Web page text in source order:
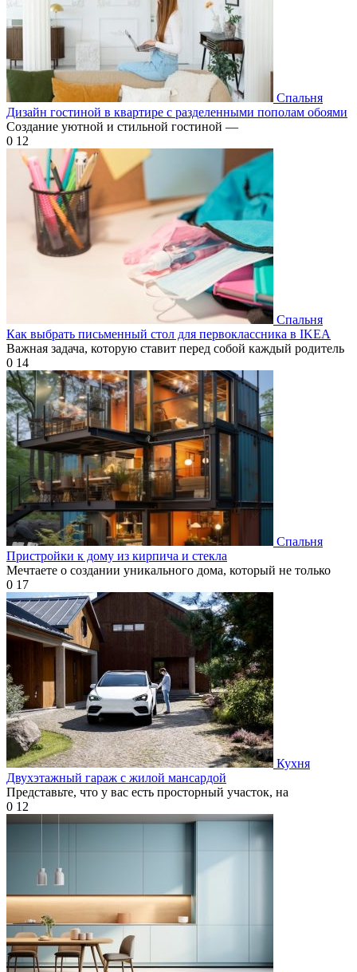
Спальня
Дизайн гостиной в квартире с разделенными пополам обоями
Создание уютной и стильной гостиной —
0 12
Спальня
Как выбрать письменный стол для первоклассника в IKEA
Важная задача, которую ставит перед собой каждый родитель
0 14
Спальня
Пристройки к дому из кирпича и стекла
Мечтаете о создании уникального дома, который не только
0 17
Кухня
Двухэтажный гараж с жилой мансардой
Представьте, что у вас есть просторный участок, на
0 12